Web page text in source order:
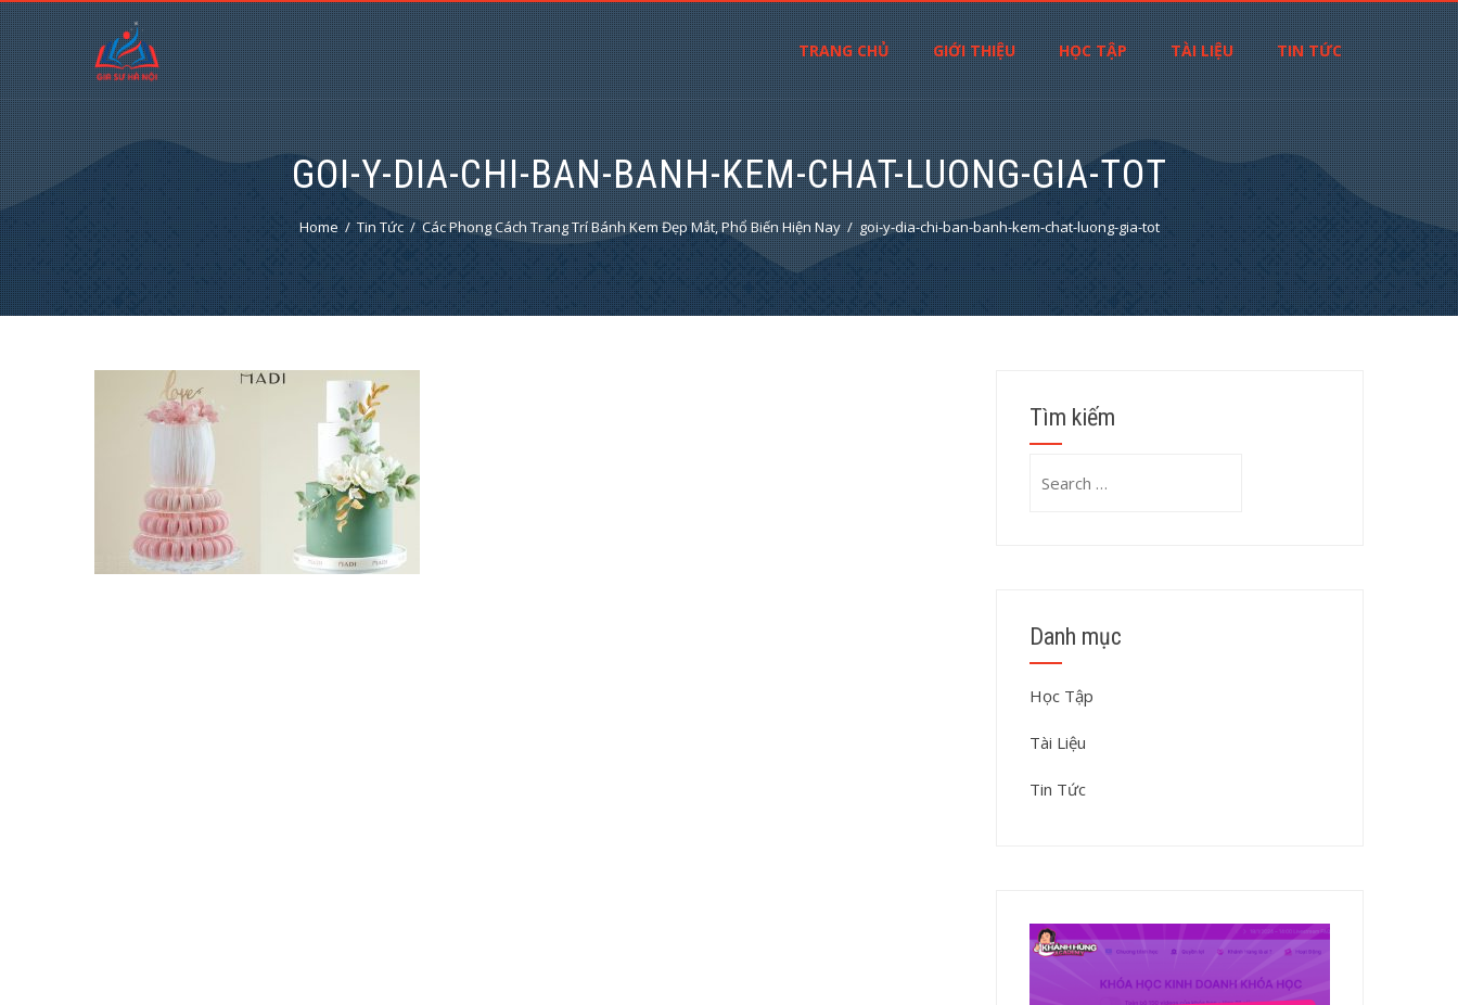
TRANG CHỦ GIỚI THIỆU HỌC TẬP TÀI LIỆU TIN TỨC
GOI-Y-DIA-CHI-BAN-BANH-KEM-CHAT-LUONG-GIA-TOT
Home Tin Tức Các Phong Cách Trang Trí Bánh Kem Đẹp Mắt, Phổ Biến Hiện Nay goi-y-dia-chi-ban-banh-kem-chat-luong-gia-tot
Tìm kiếm
Danh mục
Học Tập
Tài Liệu
Tin Tức